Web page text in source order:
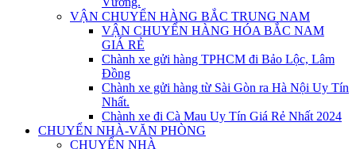
VẬN CHUYỂN HÀNG BẮC TRUNG NAM
VẬN CHUYỂN HÀNG HÓA BẮC NAM
GIÁ RẺ
Chành xe gửi hàng TPHCM đi Bảo Lộc, Lâm
Đồng
Chành xe gửi hàng từ Sài Gòn ra Hà Nội Uy Tín
Nhất.
Chành xe đi Cà Mau Uy Tín Giá Rẻ Nhất 2024
CHUYỂN NHÀ-VĂN PHÒNG
CHUYỂN NHÀ